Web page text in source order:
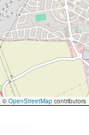
©OpenStreetMap contributors